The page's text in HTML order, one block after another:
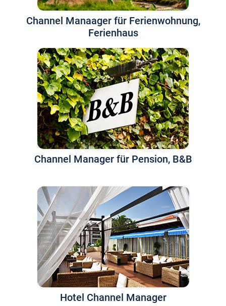
Channel Manaager für Ferienwohnung,
Ferienhaus
Channel Manager für Pension, B&B
Hotel Channel Manager